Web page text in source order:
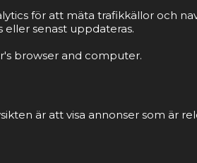
för att mäta trafikkällor och
senast uppdateras.
browser and computer.
är att visa annonser som är